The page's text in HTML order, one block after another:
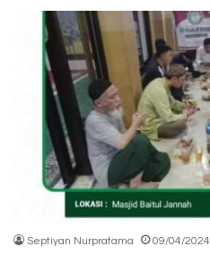
Septiyan Nurpratama 09/04/2024